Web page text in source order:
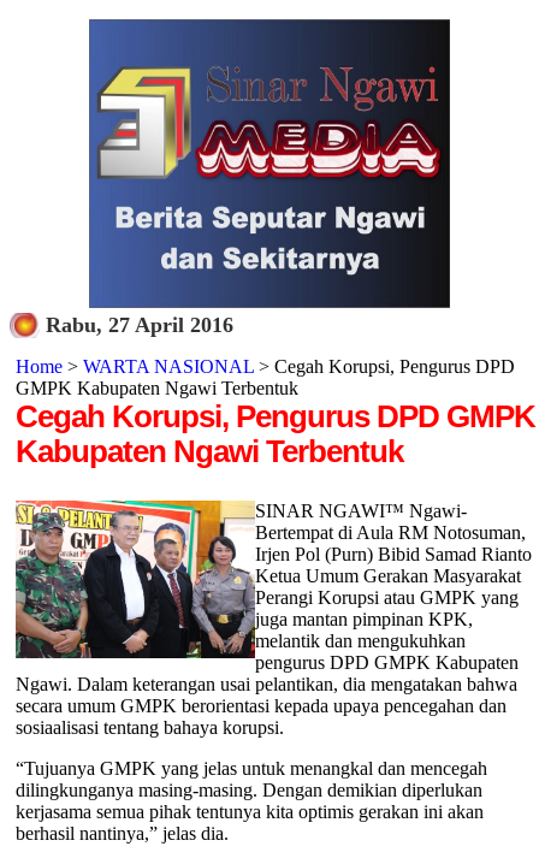
Rabu, 27 April 2016
Home> WARTA NASIONAL> Cegah Korupsi, Pengurus DPD
GMPK Kabupaten Ngawi Terbentuk
Cegah Korupsi, Pengurus DPD GMPK
Kabupaten Ngawi Terbentuk
SINAR NGAWI™ Ngawi-
Bertempat di Aula RM Notosuman,
Irjen Pol (Purn) Bibid Samad Rianto
Ketua Umum Gerakan Masyarakat
Perangi Korupsi atau GMPK yang
juga mantan pimpinan KPK,
melantik dan mengukuhkan
pengurus DPD GMPK Kabupaten
Ngawi. Dalam keterangan usai pelantikan, dia mengatakan bahwa
secara umum GMPK berorientasi kepada upaya pencegahan dan
sosiaalisasi tentang bahaya korupsi.
“Tujuanya GMPK yang jelas untuk menangkal dan mencegah
dilingkunganya masing-masing. Dengan demikian diperlukan
kerjasama semua pihak tentunya kita optimis gerakan ini akan
berhasil nantinya,” jelas dia.